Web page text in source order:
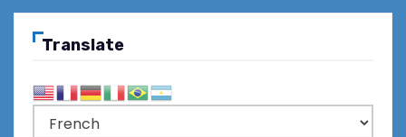
Translate